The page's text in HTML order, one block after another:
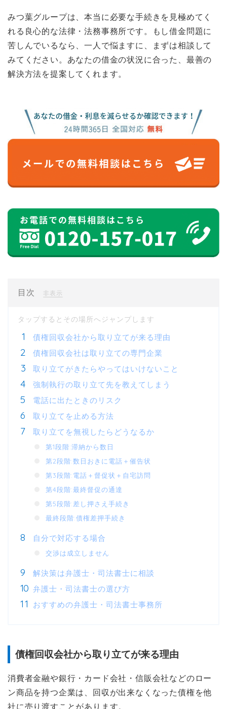
みつ葉グループは、本当に必要な手続きを見極めてく
れる良心的な法律・法務事務所です。もし借金問題に
苦しんでいるなら、一人で悩ますに、まずは相談して
みてください。あなたの借金の状況に合った、最善の
解決方法を提案してくれます。
目次 非表示
債権回収会社から取り立てが来る理由
債権回収会社は取り立ての専門企業
取り立てがきたらやってはいけないこと
強制執行の取り立て先を教えてしまう
電話に出たときのリスク
取り立てを止める方法
取り立てを無視したらどうなるか
第1段階:滞納から数日
第2段階:数日おきに電話＋催告状
第3段階:電話＋督促状＋自宅訪問
第4段階:最終督促の通達
第5段階:差し押さえ手続き
最終段階:債権差押手続き
自分で対応する場合
交渉は成立しません
解決策は弁護士・司法書士に相談
弁護士・司法書士の選び方
おすすめの弁護士・司法書士事務所
債権回収会社から取り立てが来る理由
消費者金融や銀行・カード会社・信販会社などのロー
ン商品を持つ企業は、回収が出来なくなった債権を他
社に売り渡すことがあります。